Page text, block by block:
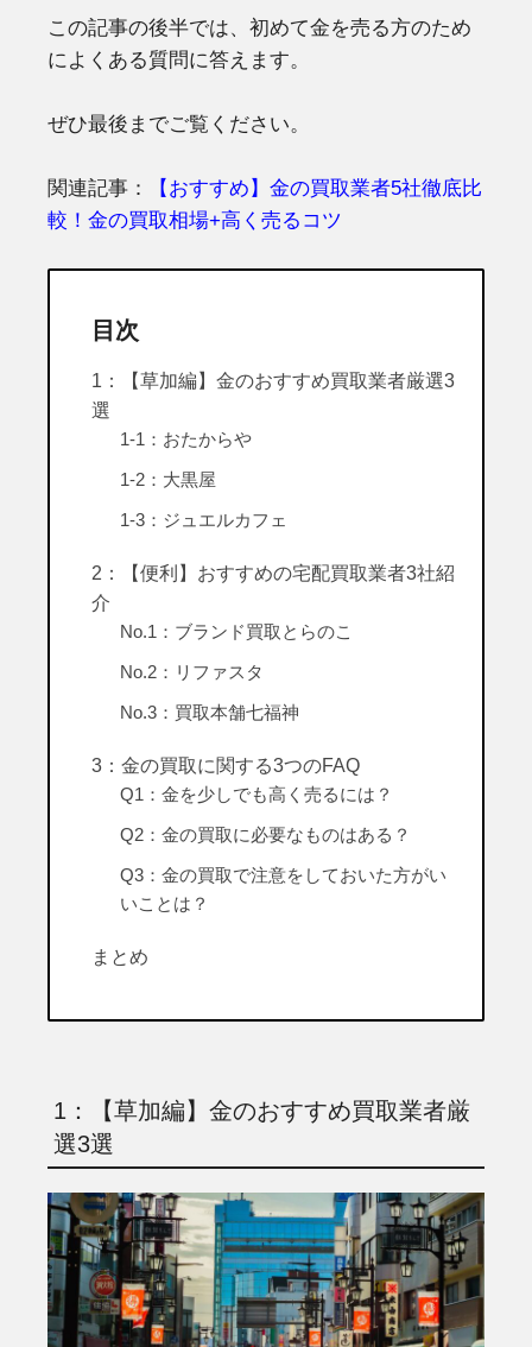
この記事の後半では、初めて金を売る方のため
によくある質問に答えます。
ぜひ最後までご覧ください。
関連記事：
【おすすめ】金の買取業者5社徹底比
較！金の買取相場+高く売るコツ
目次
1：【草加編】金のおすすめ買取業者厳選3
選
1-1：おたからや
1-2：大黒屋
1-3：ジュエルカフェ
2：【便利】おすすめの宅配買取業者3社紹
介
No.1：ブランド買取とらのこ
No.2：リファスタ
No.3：買取本舗七福神
3：金の買取に関する3つのFAQ
Q1：金を少しでも高く売るには？
Q2：金の買取に必要なものはある？
Q3：金の買取で注意をしておいた方がい
いことは？
まとめ
1：【草加編】金のおすすめ買取業者厳
選3選